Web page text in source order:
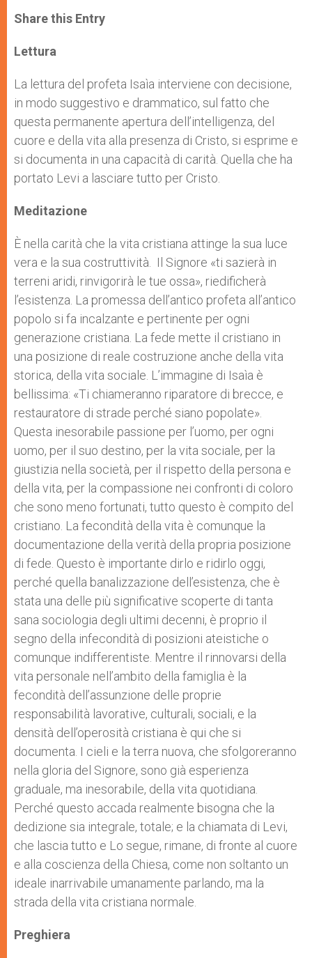
t
s
p
p
s
e
e
b
Share this Entry
Lettura
La lettura del profeta Isaìa interviene con decisione,
in modo suggestivo e drammatico, sul fatto che
questa permanente apertura dell’intelligenza, del
cuore e della vita alla presenza di Cristo, si esprime e
si documenta in una capacità di carità. Quella che ha
portato Levi a lasciare tutto per Cristo.
Meditazione
È nella carità che la vita cristiana attinge la sua luce
vera e la sua costruttività. Il Signore «ti sazierà in
terreni aridi, rinvigorirà le tue ossa», riedificherà
l’esistenza. La promessa dell’antico profeta all’antico
popolo si fa incalzante e pertinente per ogni
generazione cristiana. La fede mette il cristiano in
una posizione di reale costruzione anche della vita
storica, della vita sociale. L’immagine di Isaìa è
bellissima: «Ti chiameranno riparatore di brecce, e
restauratore di strade perché siano popolate».
Questa inesorabile passione per l’uomo, per ogni
uomo, per il suo destino, per la vita sociale, per la
giustizia nella società, per il rispetto della persona e
della vita, per la compassione nei confronti di coloro
che sono meno fortunati, tutto questo è compito del
cristiano. La fecondità della vita è comunque la
documentazione della verità della propria posizione
di fede. Questo è importante dirlo e ridirlo oggi,
perché quella banalizzazione dell’esistenza, che è
stata una delle più significative scoperte di tanta
sana sociologia degli ultimi decenni, è proprio il
segno della infecondità di posizioni ateistiche o
comunque indifferentiste. Mentre il rinnovarsi della
vita personale nell’ambito della famiglia è la
fecondità dell’assunzione delle proprie
responsabilità lavorative, culturali, sociali, e la
densità dell’operosità cristiana è qui che si
documenta. I cieli e la terra nuova, che sfolgoreranno
nella gloria del Signore, sono già esperienza
graduale, ma inesorabile, della vita quotidiana.
Perché questo accada realmente bisogna che la
dedizione sia integrale, totale; e la chiamata di Levi,
che lascia tutto e Lo segue, rimane, di fronte al cuore
e alla coscienza della Chiesa, come non soltanto un
ideale inarrivabile umanamente parlando, ma la
strada della vita cristiana normale.
Preghiera